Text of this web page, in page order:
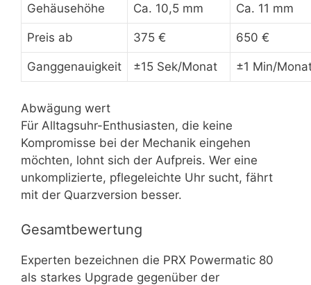
Gehäusehöhe Ca. 10,5 mm Ca. 11 mm
Preis ab 375 € 650 €
Ganggenauigkeit ±15 Sek/Monat ±1 Min/
Abwägung wert
Für Alltagsuhr-Enthusiasten, die keine
Kompromisse bei der Mechanik eingehen
möchten, lohnt sich der Aufpreis. Wer eine
unkomplizierte, pflegeleichte Uhr sucht, fährt
mit der Quarzversion besser.
Gesamtbewertung
Experten bezeichnen die PRX Powermatic 80
als starkes Upgrade gegenüber der